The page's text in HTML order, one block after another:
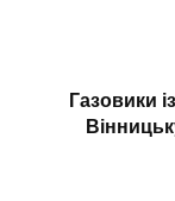
Газовики